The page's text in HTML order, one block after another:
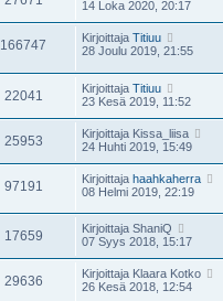
14 Loka 2020, 20:17
166747 Kirjoittaja Titiuu
28 Joulu 2019, 21:55
22041 Kirjoittaja Titiuu
23 Kesä 2019, 11:52
25953 Kirjoittaja Kissa_liisa
24 Huhti 2019, 15:49
97191 Kirjoittaja haahkaherra
08 Helmi 2019, 22:19
17659 Kirjoittaja ShaniQ
07 Syys 2018, 15:17
29636 Kirjoittaja Klaara Kotko
26 Kesä 2018, 12:54